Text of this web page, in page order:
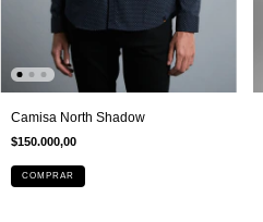
Camisa North Shadow
$150.000,00
COMPRAR